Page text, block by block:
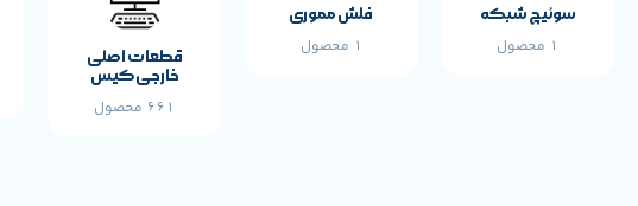
سوئیچ شبکه
1 محصول
فلش مموری
1 محصول
قطعات اصلی
خارجی کیس
661 محصول